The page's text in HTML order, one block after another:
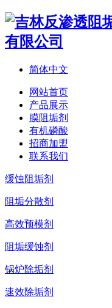
简体中文
网站首页
产品展示
膜阻垢剂
有机磷酸
招商加盟
联系我们
缓蚀阻垢剂
阻垢分散剂
高效预模剂
阻垢缓蚀剂
锅炉除垢剂
速效除垢剂